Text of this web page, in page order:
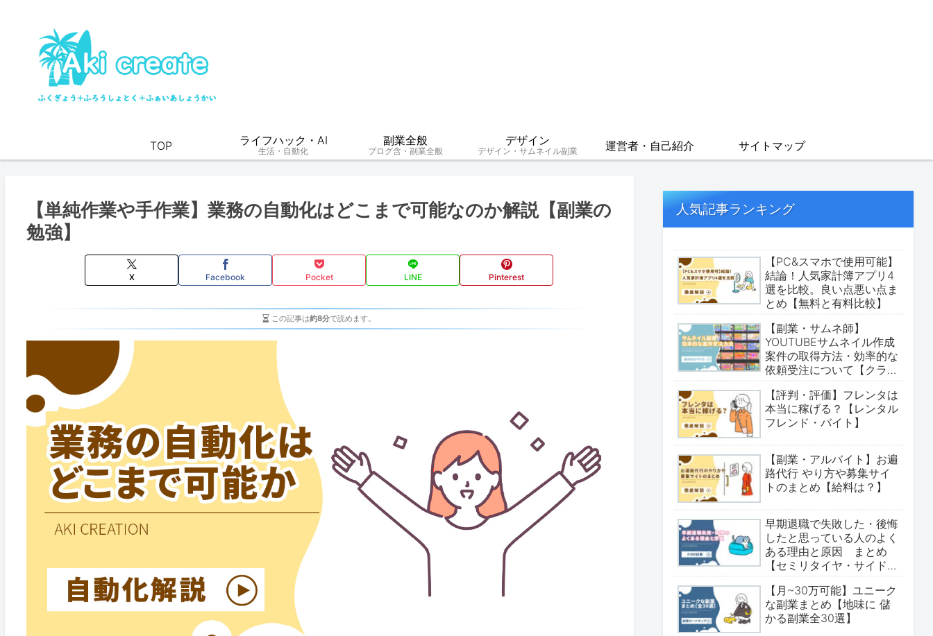
TOP ライフハック・AI
生活・自動化
副業全般
ブログ含・副業全般
デザイン
デザイン・サムネイル副業 運営者・自己紹介 サイトマップ
【単純作業や手作業】業務の自動化はどこまで可能なのか解説【副業の
勉強】
X Facebook Pocket LINE Pinterest
この記事は約8分で読めます。
人気記事ランキング
【PC&スマホで使用可能】
結論！人気家計簿アプリ4
選を比較。良い点悪い点ま
とめ【無料と有料比較】
【副業・サムネ師】
YOUTUBEサムネイル作成
案件の取得方法・効率的な
依頼受注について【クラウ
【評判・評価】フレンタは
本当に稼げる？【レンタル
フレンド・バイト】
【副業・アルバイト】お遍
路代行 やり方や募集サイ
トのまとめ【給料は？】
早期退職で失敗した・後悔
したと思っている人のよく
ある理由と原因 まとめ
【セミリタイヤ・サイド
卒業】
【月~30万可能】ユニーク
な副業まとめ【地味に 儲
かる副業全30選】